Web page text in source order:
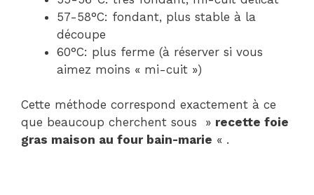
57-58°C: fondant, plus stable à la
découpe
60°C: plus ferme (à réserver si vous
aimez moins « mi-cuit »)
Cette méthode correspond exactement à ce
que beaucoup cherchent sous » recette foie
gras maison au four bain-marie « .